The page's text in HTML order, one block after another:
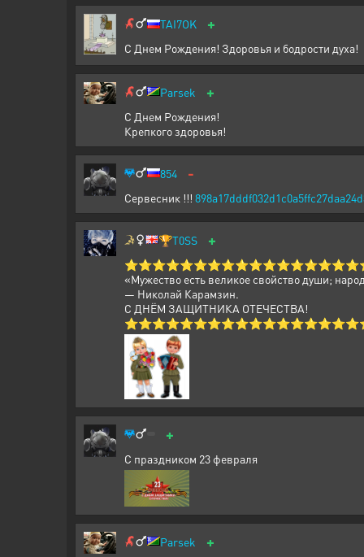
TAI7OK +
С Днем Рождения! Здоровья и бодрости духа!
Parsek +
С Днем Рождения!
Крепкого здоровья!
854 -
Сервесник !!!
🏆T0SS +
«Мужество есть великое свойство души;
— Николай Карамзин.
С ДНЁМ ЗАЩИТНИКА ОТЕЧЕСТВА!
+
С праздником 23 февраля
Parsek +